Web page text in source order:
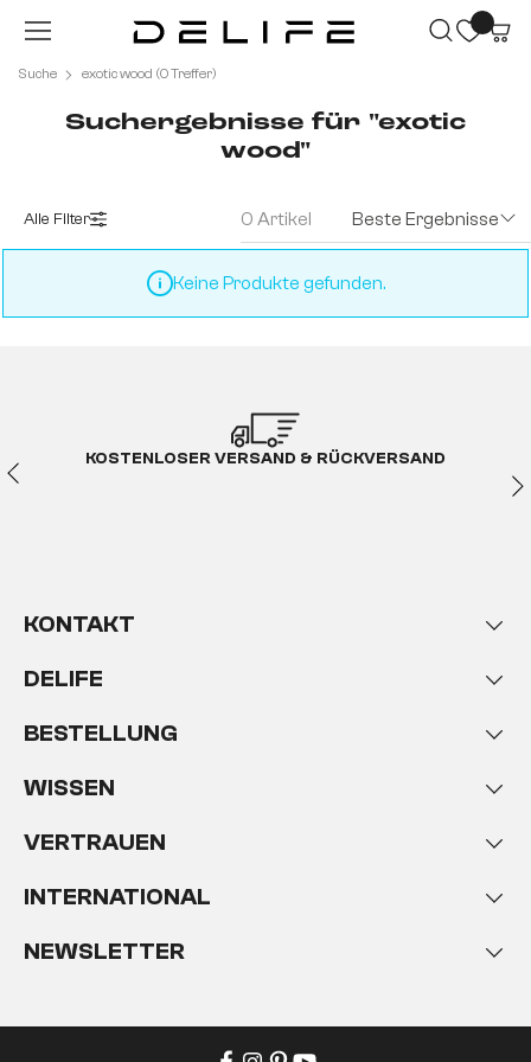
Zum Hauptinhalt springen
Suche exotic wood (0 Treffer)
Suchergebnisse für "exotic
wood"
Alle Filter 0 Artikel Beste Ergebnisse
Keine Produkte gefunden.
KOSTENLOSER VERSAND & RÜCKVERSAND
KONTAKT
DELIFE
BESTELLUNG
WISSEN
VERTRAUEN
INTERNATIONAL
NEWSLETTER